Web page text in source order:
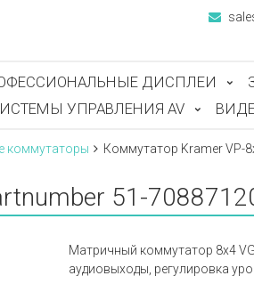
ДИСПЛЕИ
УПРАВЛЕНИЯ AV
коммутаторы Коммутатор Kramer VP-
51-
Матричный коммутатор 8х4
аудиовыходы, регулировка